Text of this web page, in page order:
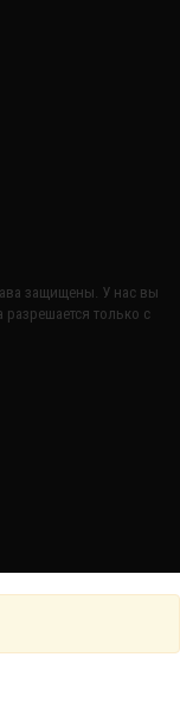
защищены. У нас вы
разрешается только с